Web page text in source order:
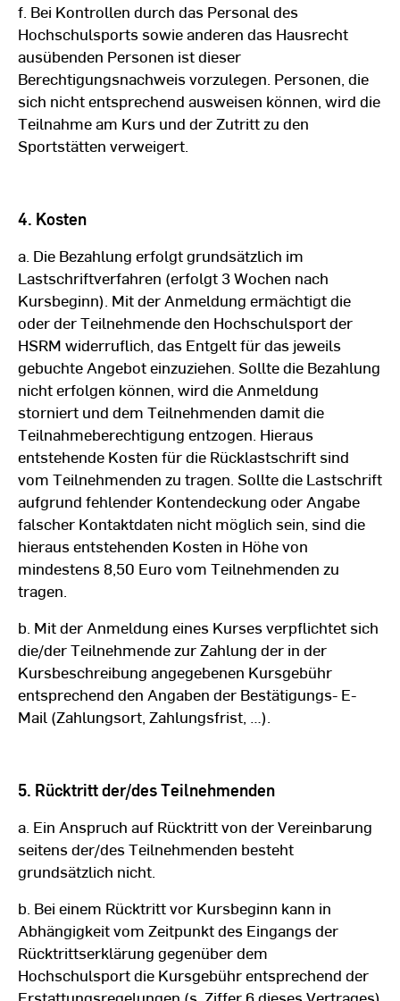
f. Bei Kontrollen durch das Personal des
Hochschulsports sowie anderen das Hausrecht
ausübenden Personen ist dieser
Berechtigungsnachweis vorzulegen. Personen, die
sich nicht entsprechend ausweisen können, wird die
Teilnahme am Kurs und der Zutritt zu den
Sportstätten verweigert.
4. Kosten
a. Die Bezahlung erfolgt grundsätzlich im
Lastschriftverfahren (erfolgt 3 Wochen nach
Kursbeginn). Mit der Anmeldung ermächtigt die
oder der Teilnehmende den Hochschulsport der
HSRM widerruflich, das Entgelt für das jeweils
gebuchte Angebot einzuziehen. Sollte die Bezahlung
nicht erfolgen können, wird die Anmeldung
storniert und dem Teilnehmenden damit die
Teilnahmeberechtigung entzogen. Hieraus
entstehende Kosten für die Rücklastschrift sind
vom Teilnehmenden zu tragen. Sollte die Lastschrift
aufgrund fehlender Kontendeckung oder Angabe
falscher Kontaktdaten nicht möglich sein, sind die
hieraus entstehenden Kosten in Höhe von
mindestens 8,50 Euro vom Teilnehmenden zu
tragen.
b. Mit der Anmeldung eines Kurses verpflichtet sich
die/der Teilnehmende zur Zahlung der in der
Kursbeschreibung angegebenen Kursgebühr
entsprechend den Angaben der Bestätigungs- E-
Mail (Zahlungsort, Zahlungsfrist, …).
5. Rücktritt der/des Teilnehmenden
a. Ein Anspruch auf Rücktritt von der Vereinbarung
seitens der/des Teilnehmenden besteht
grundsätzlich nicht.
b. Bei einem Rücktritt vor Kursbeginn kann in
Abhängigkeit vom Zeitpunkt des Eingangs der
Rücktrittserklärung gegenüber dem
Hochschulsport die Kursgebühr entsprechend der